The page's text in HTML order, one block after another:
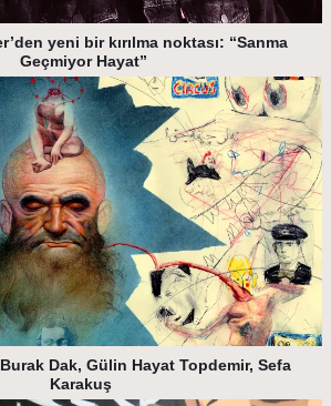
yeni bir kırılma noktası: “Sanma
Geçmiyor Hayat”
Dak, Gülin Hayat Topdemir, Sefa
Karakuş